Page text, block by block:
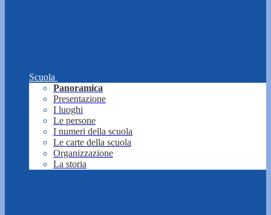
Scuola
Panoramica
Presentazione
I luoghi
Le persone
I numeri della scuola
Le carte della scuola
Organizzazione
La storia